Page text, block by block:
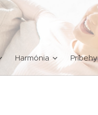
Harmónia Príbehy